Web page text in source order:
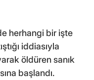
herhangi bir işte
iddiasıyla
öldüren sanık
başlandı.